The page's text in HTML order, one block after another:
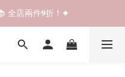
全店兩件𝟗折！✦
全店兩件𝟗折！✦
站/智能櫃免運費！✦